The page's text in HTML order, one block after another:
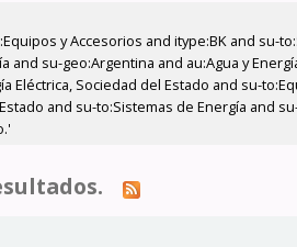
y Accesorios and itype:BK and su-
su-geo:Argentina and au:Agua y
Eléctrica, Sociedad del Estado and su-
and su-to:Sistemas de Energía and